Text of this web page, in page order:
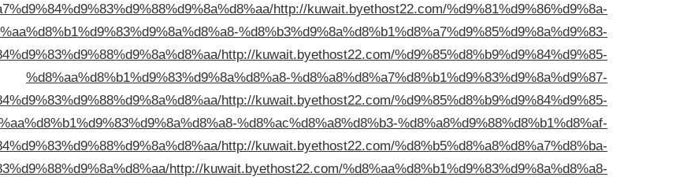
http://kuwait.byethost22.com/%d9%81%d9%86%d9%8a-
%d8%b3%d9%8a%d8%b1%d8%a7%d9%85%d9%8a%d9%83-
http://kuwait.byethost22.com/%d9%85%d8%b9%d9%84%d9%85-
%d8%aa%d8%b1%d9%83%d9%8a%d8%a8-%d8%a8%d8%a7%d8%b1%d9%83%d9%8a%d9%87-
http://kuwait.byethost22.com/%d9%85%d8%b9%d9%84%d9%85-
%d8%ac%d8%a8%d8%b3-%d8%a8%d9%88%d8%b1%d8%af-
http://kuwait.byethost22.com/%d8%b5%d8%a8%d8%a7%d8%ba-
http://kuwait.byethost22.com/%d8%aa%d8%b1%d9%83%d9%8a%d8%a8-